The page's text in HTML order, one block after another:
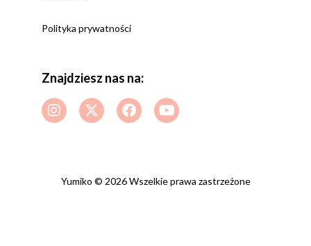
Polityka prywatności
Znajdziesz nas na:
Yumiko © 2026 Wszelkie prawa zastrzeżone